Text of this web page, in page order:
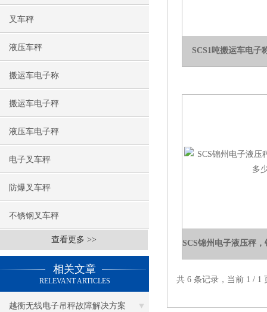
叉车秤
液压车秤
搬运车电子称
搬运车电子秤
液压车电子秤
电子叉车秤
防爆叉车秤
不锈钢叉车秤
查看更多 >>
相关文章
RELEVANT ARTICLES
越衡无线电子吊秤故障解决方案
SCS1吨搬运车电子
共 6 条记录，当前 1 /